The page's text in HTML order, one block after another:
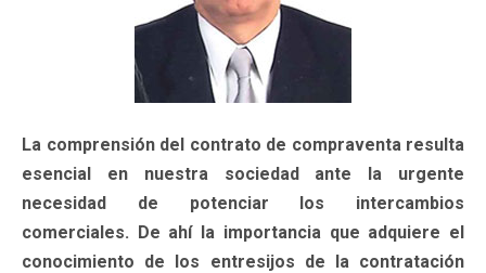
La comprensión del contrato de compraventa resulta
esencial en nuestra sociedad ante la urgente
necesidad de potenciar los intercambios
comerciales. De ahí la importancia que adquiere el
conocimiento de los entresijos de la contratación